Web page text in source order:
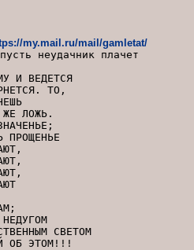
my.mail.ru/mail/gamletat/
неудачник плачет
И ВЕДЕТСЯ
ТО,
ЛОЖЬ.
ПРОЩЕНЬЕ
СВЕТОМ
ОБ ЭТОМ!!!